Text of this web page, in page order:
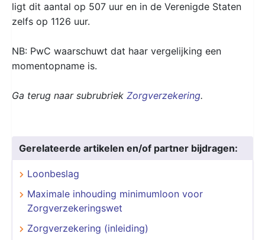
ligt dit aantal op 507 uur en in de Verenigde Staten
zelfs op 1126 uur.
NB: PwC waarschuwt dat haar vergelijking een
momentopname is.
Ga terug naar subrubriek Zorgverzekering.
Gerelateerde artikelen en/of partner bijdragen:
Loonbeslag
Maximale inhouding minimumloon voor
Zorgverzekeringswet
Zorgverzekering (inleiding)